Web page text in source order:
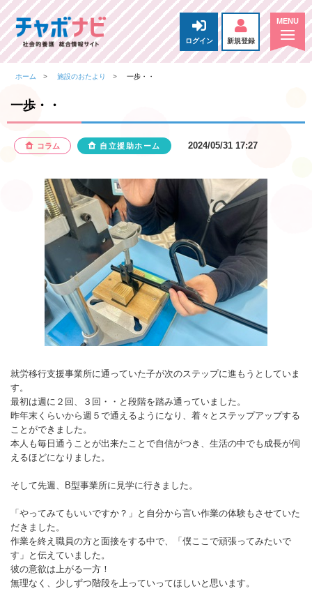
ログイン 新規登録
ホーム 施設のおたより 一歩・・
一歩・・
コラム 自立援助ホーム 2024/05/31 17:27
就労移行支援事業所に通っていた子が次のステップに進もうとしていま
す。
最初は週に２回、３回・・と段階を踏み通っていました。
昨年末くらいから週５で通えるようになり、着々とステップアップする
ことができました。
本人も毎日通うことが出来たことで自信がつき、生活の中でも成長が伺
えるほどになりました。
そして先週、B型事業所に見学に行きました。
「やってみてもいいですか？」と自分から言い作業の体験もさせていた
だきました。
作業を終え職員の方と面接をする中で、「僕ここで頑張ってみたいで
す」と伝えていました。
彼の意欲は上がる一方！
無理なく、少しずつ階段を上っていってほしいと思います。